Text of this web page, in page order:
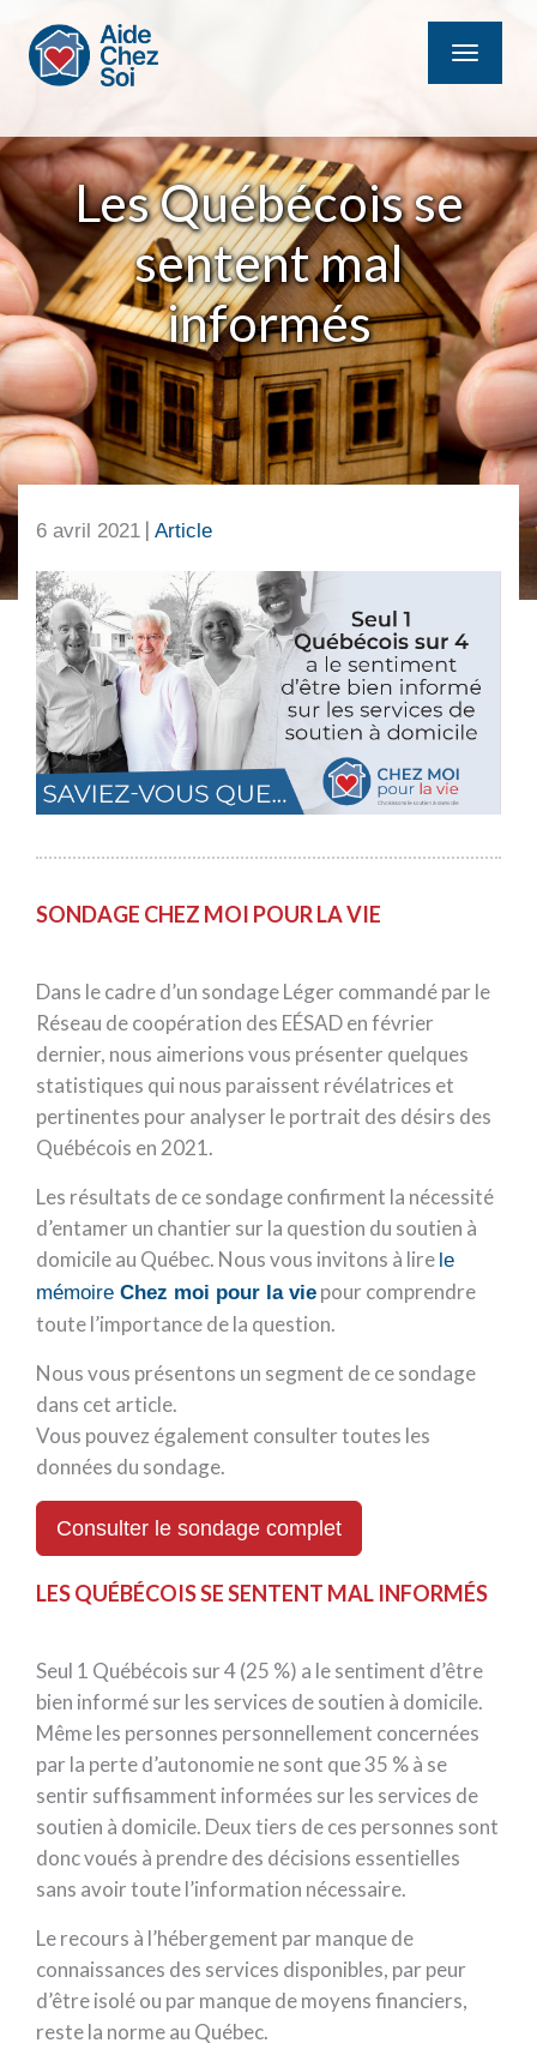
MENU
Les Québécois se
sentent mal
informés
6 avril 2021 | Article
SONDAGE CHEZ MOI POUR LA VIE
Dans le cadre d’un sondage Léger commandé par le
Réseau de coopération des EÉSAD en février
dernier, nous aimerions vous présenter quelques
statistiques qui nous paraissent révélatrices et
pertinentes pour analyser le portrait des désirs des
Québécois en 2021.
Les résultats de ce sondage confirment la nécessité
d’entamer un chantier sur la question du soutien à
domicile au Québec. Nous vous invitons à lire le
mémoire Chez moi pour la vie pour comprendre
toute l’importance de la question.
Nous vous présentons un segment de ce sondage
dans cet article.
Vous pouvez également consulter toutes les
données du sondage.
Consulter le sondage complet
LES QUÉBÉCOIS SE SENTENT MAL INFORMÉS
Seul 1 Québécois sur 4 (25 %) a le sentiment d’être
bien informé sur les services de soutien à domicile.
Même les personnes personnellement concernées
par la perte d’autonomie ne sont que 35 % à se
sentir suffisamment informées sur les services de
soutien à domicile. Deux tiers de ces personnes sont
donc voués à prendre des décisions essentielles
sans avoir toute l’information nécessaire.
Le recours à l’hébergement par manque de
connaissances des services disponibles, par peur
d’être isolé ou par manque de moyens financiers,
reste la norme au Québec.